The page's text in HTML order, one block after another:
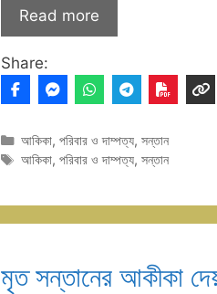
Read more
Share:
Categories
আকিকা, পরিবার ও দাম্পত্য, সন্তান
Tags
আকিকা, পরিবার ও দাম্পত্য, সন্তান
মৃত সন্তানের আকীকা